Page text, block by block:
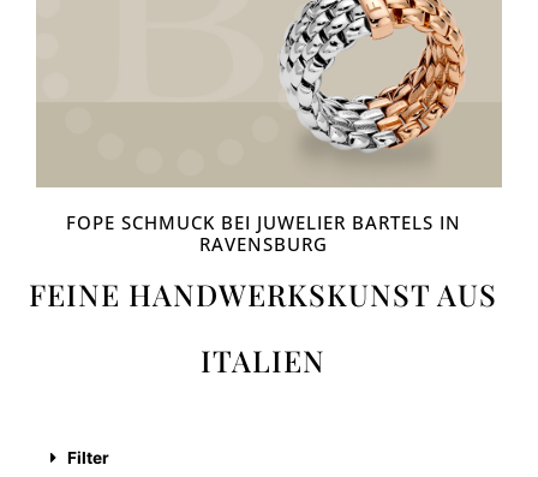
FOPE SCHMUCK BEI JUWELIER BARTELS IN
RAVENSBURG
FEINE HANDWERKSKUNST AUS
ITALIEN
Filter